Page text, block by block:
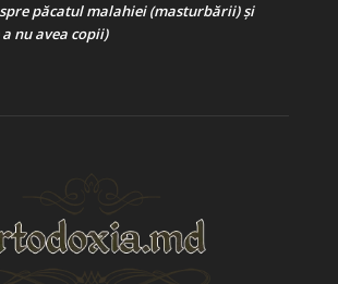
păcatul malahiei (masturbării) şi
nu avea copii)